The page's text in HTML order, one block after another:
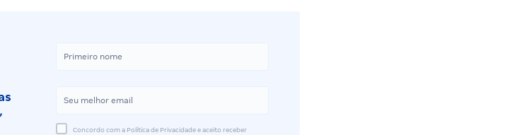
Concordo com a Política de Privacidade e aceito receber